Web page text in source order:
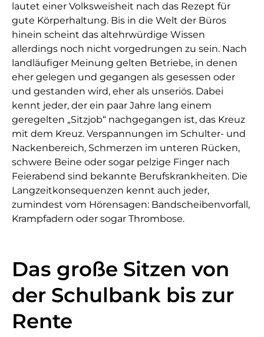
lautet einer Volksweisheit nach das Rezept für
gute Körperhaltung. Bis in die Welt der Büros
hinein scheint das altehrwürdige Wissen
allerdings noch nicht vorgedrungen zu sein. Nach
landläufiger Meinung gelten Betriebe, in denen
eher gelegen und gegangen als gesessen oder
und gestanden wird, eher als unseriös. Dabei
kennt jeder, der ein paar Jahre lang einem
geregelten „Sitzjob“ nachgegangen ist, das Kreuz
mit dem Kreuz. Verspannungen im Schulter- und
Nackenbereich, Schmerzen im unteren Rücken,
schwere Beine oder sogar pelzige Finger nach
Feierabend sind bekannte Berufskrankheiten. Die
Langzeitkonsequenzen kennt auch jeder,
zumindest vom Hörensagen: Bandscheibenvorfall,
Krampfadern oder sogar Thrombose.
Das große Sitzen von
der Schulbank bis zur
Rente